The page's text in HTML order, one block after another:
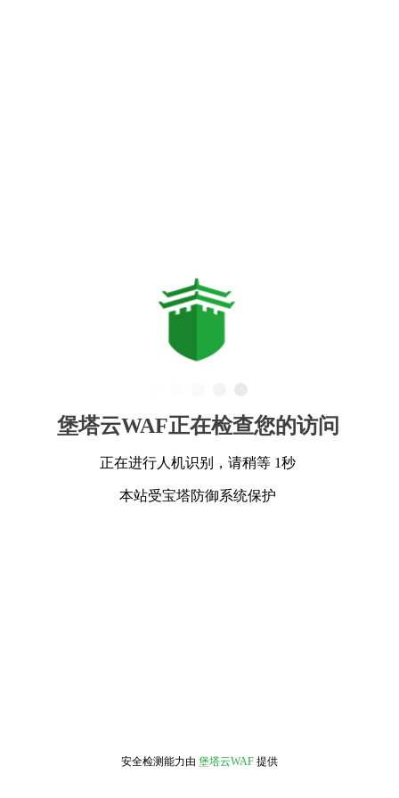
堡塔云WAF正在检查您的访问
正在进行人机识别，请稍等 1秒
本站受宝塔防御系统保护
安全检测能力由 堡塔云WAF 提供